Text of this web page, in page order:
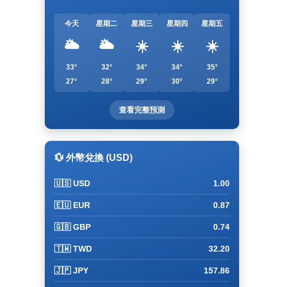
今天
🌥️
33°
27°
星期二
🌥️
32°
28°
星期三
☀️
34°
29°
星期四
☀️
34°
30°
星期五
☀️
35°
29°
查看完整預測
💱 外幣兌換 (USD)
🇺🇸 USD 1.00
🇪🇺 EUR 0.87
🇬🇧 GBP 0.74
🇹🇼 TWD 32.20
🇯🇵 JPY 157.86